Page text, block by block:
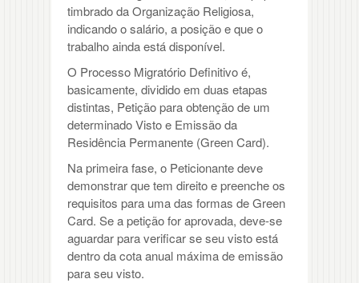
timbrado da Organização Religiosa,
indicando o salário, a posição e que o
trabalho ainda está disponível.
O Processo Migratório Definitivo é,
basicamente, dividido em duas etapas
distintas, Petição para obtenção de um
determinado Visto e Emissão da
Residência Permanente (Green Card).
Na primeira fase, o Peticionante deve
demonstrar que tem direito e preenche os
requisitos para uma das formas de Green
Card. Se a petição for aprovada, deve-se
aguardar para verificar se seu visto está
dentro da cota anual máxima de emissão
para seu visto.